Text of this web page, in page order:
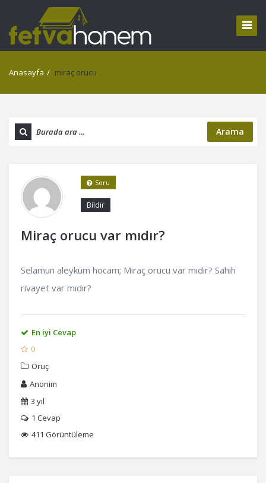
Anasayfa / miraç orucu
Arama
Miraç orucu var mıdır?
Bildir
Soru
Selamun aleyküm hocam; Miraç orucu var mıdır? Sahih
rivayet var mıdır?
En iyi Cevap
0
Oruç
Anonim
3 yıl
1 Cevap
411 Görüntüleme